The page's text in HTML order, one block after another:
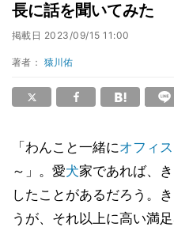
長に話を聞いてみた
掲載日 2023/09/15 11:00
著者： 猿川佑
「わんこと一緒にオフィス
～」。愛犬家であれば、
したことがあるだろう。
うが、それ以上に高い満